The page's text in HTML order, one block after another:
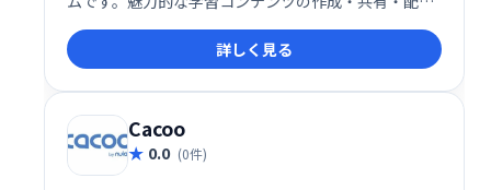
を支援し、才能開発、人事、教育機関などでの活用に
最適です。コラボレーションツールとしても優れ、オ
ンボーディングや知識共有を効率化します。
詳しく見る
Cacoo
0.0 (0件)